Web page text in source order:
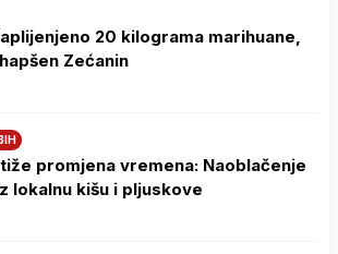
20 kilograma marihuane,
Zećanin
promjena vremena: Naoblačenje
lokalnu kišu i pljuskove